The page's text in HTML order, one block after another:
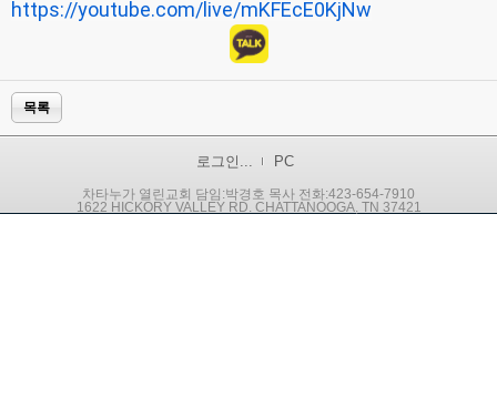
https://youtube.com/live/mKFEcE0KjNw
목록
로그인... PC
차타누가 열린교회 담임:박경호 목사 전화:423-654-7910
1622 HICKORY VALLEY RD. CHATTANOOGA, TN 37421